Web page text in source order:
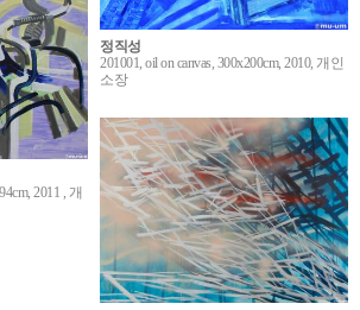
정직성
201001, oil on canvas, 300x200cm, 2010, 개인
소장
2011 , 개